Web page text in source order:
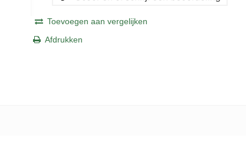
Toevoegen aan vergelijken
Afdrukken